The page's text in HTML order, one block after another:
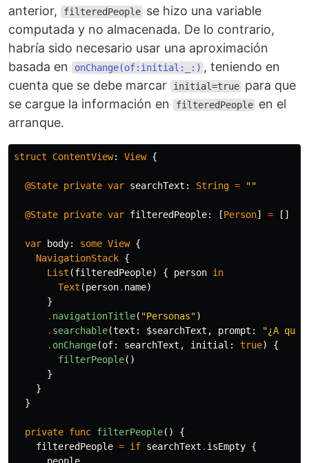
anterior,
filteredPeople se hizo una variable
computada y no almacenada. De lo contrario,
habría sido necesario usar una aproximación
basada en
onChange(of:initial:_:) , teniendo en
cuenta que se debe marcar
initial=true para que
se cargue la información en
filteredPeople en el
arranque.
struct ContentView: View {
@State private var searchText : String = ""
@State private var filteredPeople: [Person] = []
var body: some View {
NavigationStack {
List (filteredPeople) { person in
Text (person. name)
}
. navigationTitle( "Personas")
. searchable(text : $searchText , prompt :
"¿A
. onChange(of: searchText , initial : true)
{
filterPeople()
}
}
}
private func filterPeople()
{
filteredPeople = if searchText . isEmpty {